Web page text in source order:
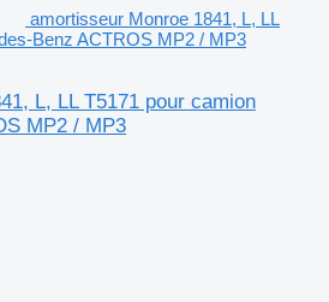
amortisseur Monroe 1841, L, LL
Benz ACTROS MP2 / MP3
L, LL T5171 pour camion
MP2 / MP3